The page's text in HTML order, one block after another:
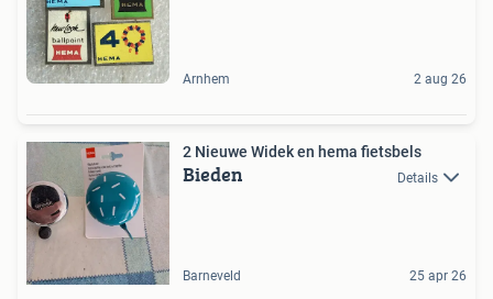
Arnhem 2 aug 26
2 Nieuwe Widek en hema fietsbels
Bieden Details
Barneveld 25 apr 26